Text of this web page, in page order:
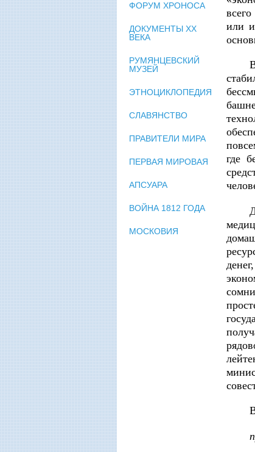
или
где
ФОРУМ ХРОНОСА
ДОКУМЕНТЫ XX
ВЕКА
РУМЯНЦЕВСКИЙ
МУЗЕЙ
ЭТНОЦИКЛОПЕДИЯ
СЛАВЯНСТВО
ПРАВИТЕЛИ МИРА
ПЕРВАЯ МИРОВАЯ
АПСУАРА
ВОЙНА 1812 ГОДА
МОСКОВИЯ